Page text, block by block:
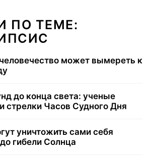
ПО ТЕМЕ:
может вымереть к
до конца света: ученые
стрелки Часов Судного Дня
уничтожить сами себя
гибели Солнца